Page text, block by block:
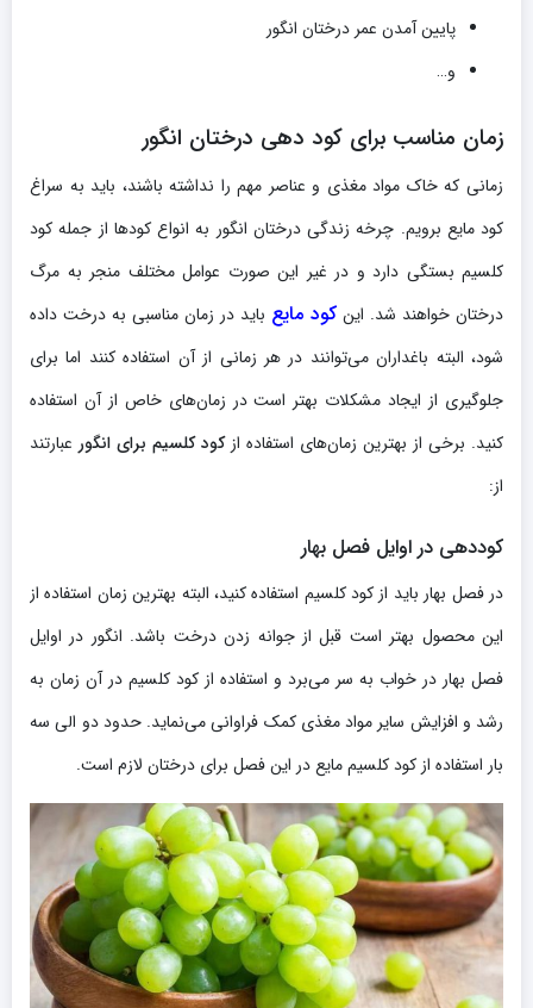
پایین آمدن عمر درختان انگور
و…
زمان مناسب برای کود دهی درختان انگور
زمانی که خاک مواد مغذی و عناصر مهم را نداشته باشند، باید به سراغ
کود مایع برویم. چرخه زندگی درختان انگور به انواع کودها از جمله کود
کلسیم بستگی دارد و در غیر این صورت عوامل مختلف منجر به مرگ
درختان خواهند شد. این کود مایع باید در زمان مناسبی به درخت داده
شود، البته باغداران می‌توانند در هر زمانی از آن استفاده کنند اما برای
جلوگیری از ایجاد مشکلات بهتر است در زمان‌های خاص از آن استفاده
کنید. برخی از بهترین زمان‌های استفاده ازکود کلسیم برای انگور عبارتند
از:
کوددهی در اوایل فصل بهار
در فصل بهار باید از کود کلسیم استفاده کنید، البته بهترین زمان استفاده از
این محصول بهتر است قبل از جوانه زدن درخت باشد. انگور در اوایل
فصل بهار در خواب به سر می‌برد و استفاده از کود کلسیم در آن زمان به
رشد و افزایش سایر مواد مغذی کمک فراوانی می‌نماید. حدود دو الی سه
بار استفاده از کود کلسیم مایع در این فصل برای درختان لازم است.